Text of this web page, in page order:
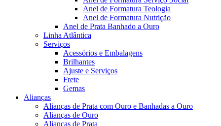
Anel de Formatura Teologia
Anel de Formatura Nutrição
Anel de Prata Banhado a Ouro
Linha Atlântica
Serviços
Acessórios e Embalagens
Brilhantes
Ajuste e Serviços
Frete
Gemas
Alianças
Alianças de Prata com Ouro e Banhadas a Ouro
Alianças de Ouro
Alianças de Prata